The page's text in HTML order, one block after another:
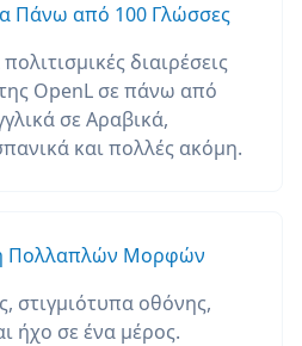
Πάνω από 100 Γλώσσες
διαιρέσεις
OpenL σε πάνω από
σε Αραβικά,
και πολλές ακόμη.
Πολλαπλών Μορφών
στιγμιότυπα οθόνης,
ήχο σε ένα μέρος.